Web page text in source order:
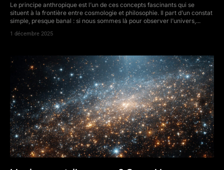
Le principe anthropique est l’un de ces concepts fascinants qui se
situent à la frontière entre cosmologie et philosophie. Il part d’un constat
simple, presque banal : si nous sommes là pour observer l’univers,...
1 décembre 2025